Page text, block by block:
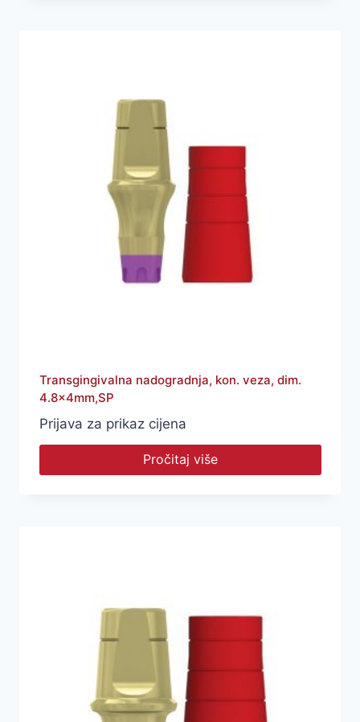
Transgingivalna nadogradnja, kon. veza, dim.
4.8x4mm,SP
Prijava za prikaz cijena
Pročitaj više